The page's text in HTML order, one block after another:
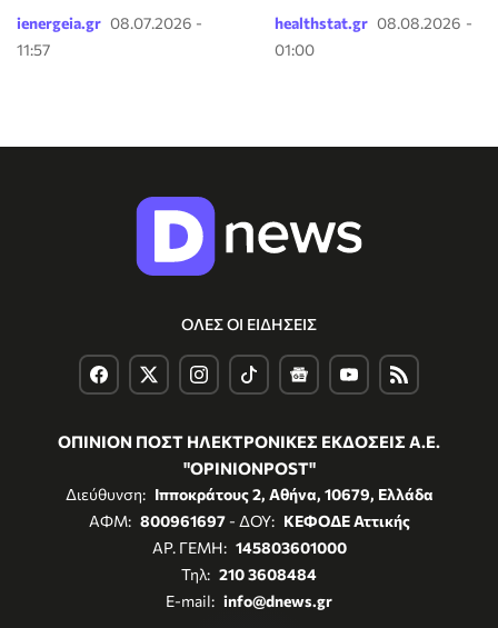
ienergeia.gr 08.07.2026 -
11:57
healthstat.gr 08.08.2026 -
01:00
ΟΛΕΣ ΟΙ ΕΙΔΗΣΕΙΣ
ΟΠΙΝΙΟΝ ΠΟΣΤ ΗΛΕΚΤΡΟΝΙΚΕΣ ΕΚΔΟΣΕΙΣ Α.Ε.
"OPINIONPOST"
Διεύθυνση: Ιπποκράτους 2, Αθήνα, 10679, Ελλάδα
ΑΦΜ: 800961697- ΔΟΥ: ΚΕΦΟΔΕ Αττικής
ΑΡ. ΓΕΜΗ: 145803601000
Τηλ: 210 3608484
E-mail: info@dnews.gr